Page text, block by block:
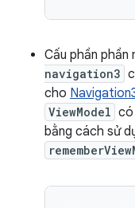
Cấu phần phần
navigation3
cho
ViewModel có
bằng cách sử